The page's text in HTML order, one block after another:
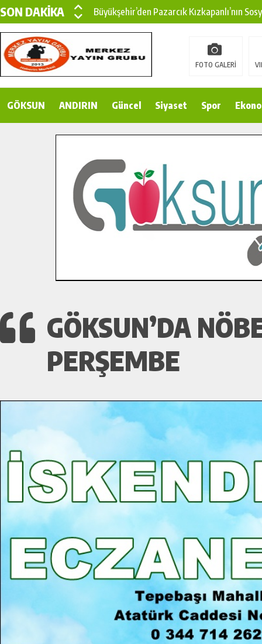
SON DAKİKA
Büyükşehir’den Pazarcık Kızkapanlı’nın
Büyükşehir’den Pazarcık Kırsalına Modern
Çin’den KSÜ’ye Uluslararası Başarı:
Gençler Pusula Maraş Kampında Yeni
İlçe Jandarma Komutanı Karakaya’dan
Bertiz’in Yeni Köprüsünde Sona Doğru.
FOTO GALERİ
GÖKSUN ANDIRIN Güncel Siyaset Spor
GÖKSUN’DA
PERŞEMBE